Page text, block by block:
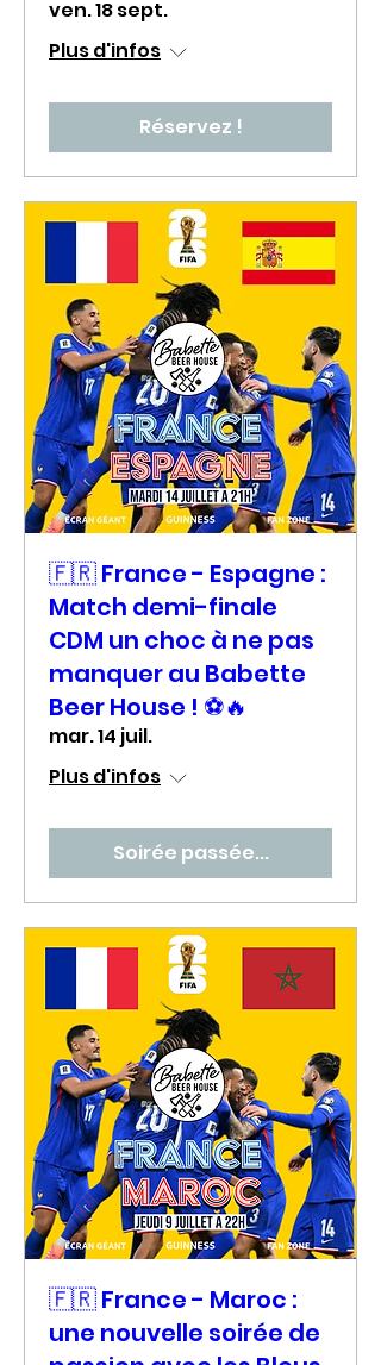
ven. 18 sept.
Plus d'infos
Réservez !
🇫🇷 France - Espagne :
Match demi-finale
CDM un choc à ne pas
manquer au Babette
Beer House ! ⚽🔥
mar. 14 juil.
Plus d'infos
Soirée passée...
🇫🇷 France - Maroc :
une nouvelle soirée de